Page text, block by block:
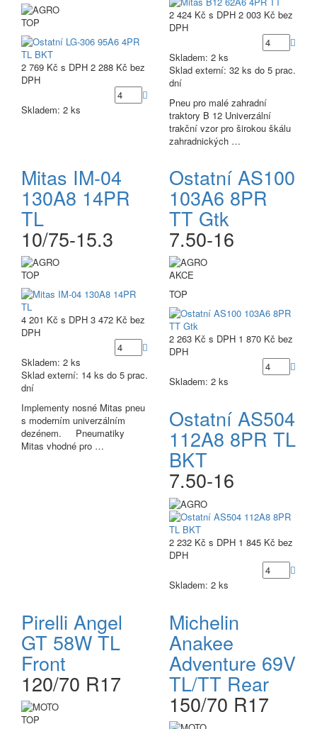
TOP
2 769 Kč s DPH 2 288 Kč bez
DPH
Skladem: 2 ks
2 424 Kč s DPH 2 003 Kč bez
DPH
Skladem: 2 ks
Sklad externí: 32 ks do 5 prac.
dní
Pneu pro malé zahradní
traktory B 12 Univerzální
trakční vzor pro širokou škálu
zahradnických …
Mitas IM-04
130A8 14PR
TL
10/75-15.3
TOP
4 201 Kč s DPH 3 472 Kč bez
DPH
Skladem: 2 ks
Sklad externí: 14 ks do 5 prac.
dní
Implementy nosné Mitas pneu
s moderním univerzálním
dezénem. Pneumatiky
Mitas vhodné pro …
Ostatní AS100
103A6 8PR
TT Gtk
7.50-16
AKCE
TOP
2 263 Kč s DPH 1 870 Kč bez
DPH
Skladem: 2 ks
Ostatní AS504
112A8 8PR TL
BKT
7.50-16
2 232 Kč s DPH 1 845 Kč bez
DPH
Skladem: 2 ks
Pirelli Angel
GT 58W TL
Front
120/70 R17
TOP
Michelin
Anakee
Adventure 69V
TL/TT Rear
150/70 R17